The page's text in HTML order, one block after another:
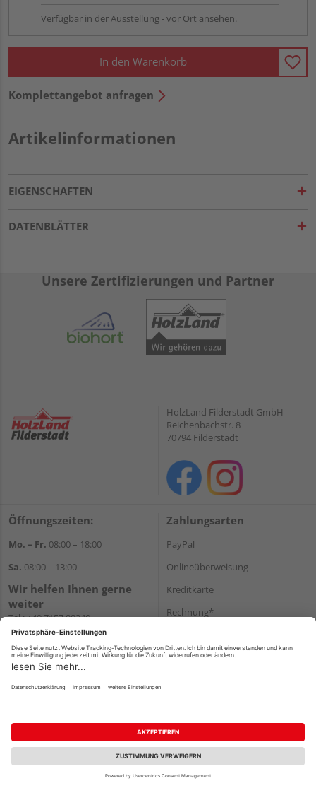
Verfügbar in der Ausstellung - vor Ort ansehen.
In den Warenkorb
Komplettangebot anfragen
Artikelinformationen
EIGENSCHAFTEN
DATENBLÄTTER
Unsere Zertifizierungen und Partner
HolzLand Filderstadt GmbH
Reichenbachstr. 8
70794 Filderstadt
Öffnungszeiten:
Mo. – Fr. 08:00 – 18:00
Sa. 08:00 – 13:00
Wir helfen Ihnen gerne
weiter
Tel.:+49 7157 88240
E-Mail:shop@holzland-
filderstadt.de
Zahlungsarten
PayPal
Onlineüberweisung
Kreditkarte
Rechnung*
Versand
Impressum AGB Widerruf
Datenschutz
Reservierungsbedingungen
Vertrag widerrufen